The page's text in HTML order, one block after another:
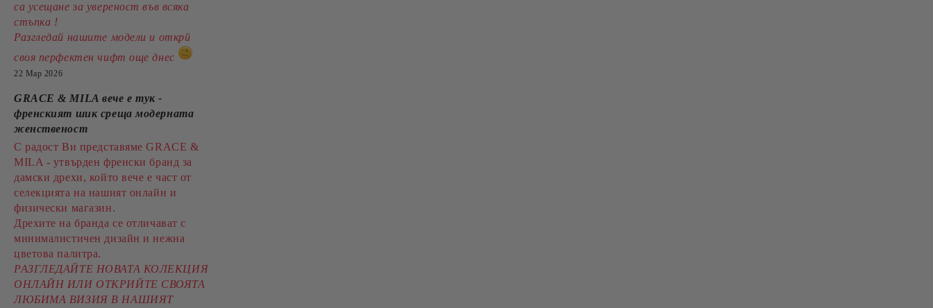
са усещане за увереност във всяка
стъпка !
Разгледай нашите модели и открй
своя перфектен чифт още днес
22 Мар 2026
GRACE & MILA вече е тук -
френският шик среща модерната
женственост
С радост Ви представяме GRACE &
MILA - утвърден френски бранд за
дамски дрехи, който вече е част от
селекцията на нашият онлайн и
физически магазин.
Дрехите на бранда се отличават с
минималистичен дизайн и нежна
цветова палитра.
РАЗГЛЕДАЙТЕ НОВАТА КОЛЕКЦИЯ
ОНЛАЙН ИЛИ ОТКРИЙТЕ СВОЯТА
ЛЮБИМА ВИЗИЯ В НАШИЯТ